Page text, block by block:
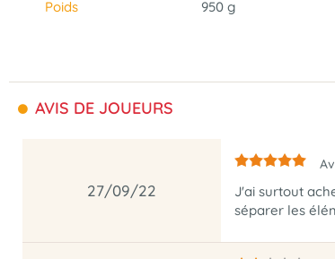
Poids 950 g
AVIS DE JOUEURS
27/09/22
J'ai surtout
séparer les